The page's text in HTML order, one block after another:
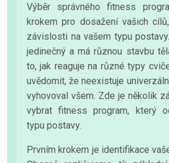
Výběr správného fitness
krokem pro dosažení vašich
závislosti na vašem typu
jedinečný a má různou stavbu
to, jak reaguje na různé typy
uvědomit, že neexistuje
vyhovoval všem. Zde je několik
vybrat fitness program, který
typu postavy.
Prvním krokem je identifikace